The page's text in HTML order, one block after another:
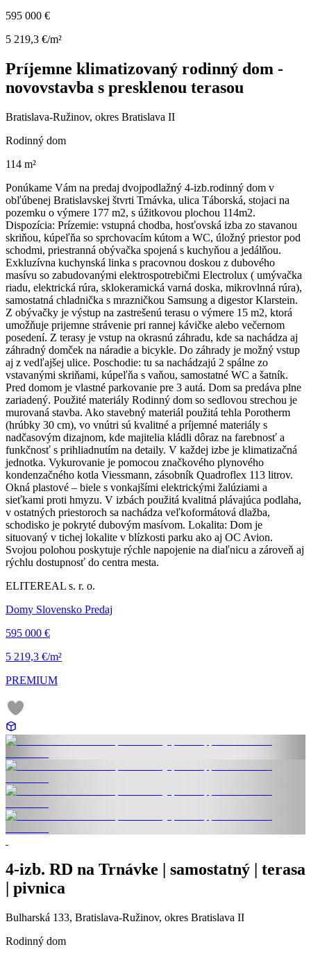
595 000 €
5 219,3 €/m²
Príjemne klimatizovaný rodinný dom -
novovstavba s presklenou terasou
Bratislava-Ružinov, okres Bratislava II
Rodinný dom
114 m²
Ponúkame Vám na predaj dvojpodlažný 4-izb.rodinný dom v
obľúbenej Bratislavskej štvrti Trnávka, ulica Táborská, stojaci na
pozemku o výmere 177 m2, s úžitkovou plochou 114m2.
Dispozícia: Prízemie: vstupná chodba, hosťovská izba zo stavanou
skriňou, kúpeľňa so sprchovacím kútom a WC, úložný priestor pod
schodmi, priestranná obývačka spojená s kuchyňou a jedálňou.
Exkluzívna kuchynská linka s pracovnou doskou z dubového
masívu so zabudovanými elektrospotrebičmi Electrolux ( umývačka
riadu, elektrická rúra, sklokeramická varná doska, mikrovlnná rúra),
samostatná chladnička s mrazničkou Samsung a digestor Klarstein.
Z obývačky je výstup na zastrešenú terasu o výmere 15 m2, ktorá
umožňuje prijemne strávenie pri rannej kávičke alebo večernom
posedení. Z terasy je vstup na okrasnú záhradu, kde sa nachádza aj
záhradný domček na náradie a bicykle. Do záhrady je možný vstup
aj z vedľajšej ulice. Poschodie: tu sa nachádzajú 2 spálne zo
vstavanými skriňami, kúpeľňa s vaňou, samostatné WC a šatník.
Pred domom je vlastné parkovanie pre 3 autá. Dom sa predáva plne
zariadený. Použité materiály Rodinný dom so sedlovou strechou je
murovaná stavba. Ako stavebný materiál použitá tehla Porotherm
(hrúbky 30 cm), vo vnútri sú kvalitné a príjemné materiály s
nadčasovým dizajnom, kde majitelia kládli dôraz na farebnosť a
funkčnosť s prihliadnutím na detaily. V každej izbe je klimatizačná
jednotka. Vykurovanie je pomocou značkového plynového
kondenzačného kotla Viessmann, zásobník Quadroflex 113 litrov.
Okná plastové – biele s vonkajšími elektrickými žalúziami a
sieťkami proti hmyzu. V izbách použitá kvalitná plávajúca podlaha,
v ostatných priestoroch sa nachádza veľkoformátová dlažba,
schodisko je pokryté dubovým masívom. Lokalita: Dom je
situovaný v tichej lokalite v blízkosti parku ako aj OC Avion.
Svojou polohou poskytuje rýchle napojenie na diaľnicu a zároveň aj
rýchlu dostupnosť do centra mesta.
ELITEREAL s. r. o.
Domy Slovensko Predaj
595 000 €
5 219,3 €/m²
PREMIUM
4-izb. RD na Trnávke | samostatný | terasa
| pivnica
Bulharská 133, Bratislava-Ružinov, okres Bratislava II
Rodinný dom